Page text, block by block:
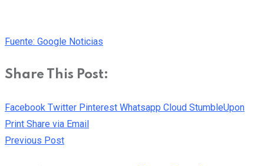
Fuente: Google Noticias
Share This Post:
Facebook Twitter Pinterest Whatsapp Cloud StumbleUpon
Print Share via Email
Previous Post